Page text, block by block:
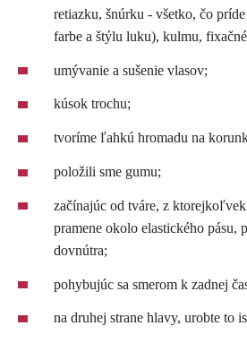
retiazku, šnúrku - všetko, čo
farbe a štýlu luku), kulmu,
umývanie a sušenie vlasov;
kúsok trochu;
tvoríme ľahkú hromadu na
položili sme gumu;
začínajúc od tváre, z
pramene okolo elastického pásu,
dovnútra;
pohybujúc sa smerom k zadnej
na druhej strane hlavy, urobte to